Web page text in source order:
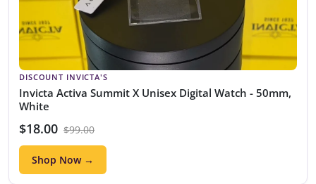
DISCOUNT INVICTA'S
Invicta Activa Summit X Unisex Digital Watch - 50mm,
White
$18.00 $99.00
Shop Now →